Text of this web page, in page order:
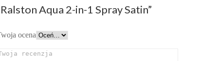
Aqua 2-in-1 Spray Satin”
ocena